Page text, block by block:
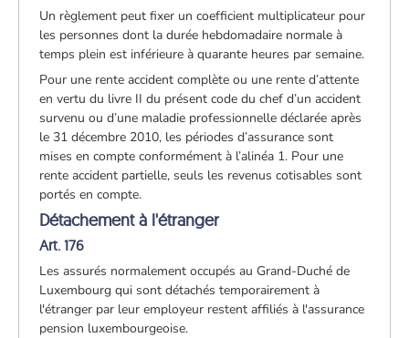
Un règlement peut fixer un coefficient multiplicateur pour
les personnes dont la durée hebdomadaire normale à
temps plein est inférieure à quarante heures par semaine.
Pour une rente accident complète ou une rente d’attente
en vertu du livre II du présent code du chef d’un accident
survenu ou d’une maladie professionnelle déclarée après
le 31 décembre 2010, les périodes d’assurance sont
mises en compte conformément à l’alinéa 1. Pour une
rente accident partielle, seuls les revenus cotisables sont
portés en compte.
Détachement à l'étranger
Art. 176
Les assurés normalement occupés au Grand-Duché de
Luxembourg qui sont détachés temporairement à
l'étranger par leur employeur restent affiliés à l'assurance
pension luxembourgeoise.